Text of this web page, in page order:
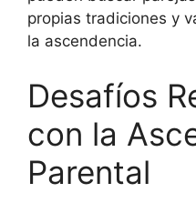
propias tradiciones y
la ascendencia.
Desafíos
con la
Parental